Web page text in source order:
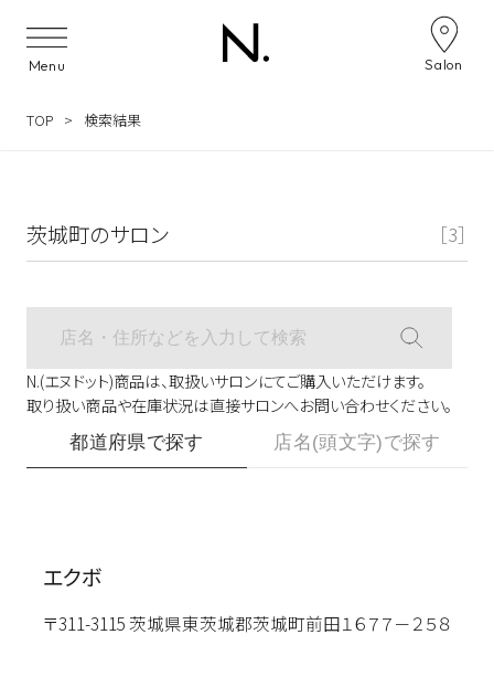
Menu Salon
TOP 検索結果
茨城町のサロン ［3］
N.(エヌドット)商品は、取扱いサロンにてご購入いただけます。
取り扱い商品や在庫状況は直接サロンへお問い合わせください。
都道府県で探す 店名(頭文字)で探す
エクボ
〒311-3115 茨城県東茨城郡茨城町前田１６７７－２５８
サロン検索ナビゲーション